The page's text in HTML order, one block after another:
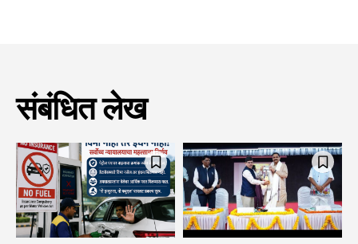
संबंधित लेख